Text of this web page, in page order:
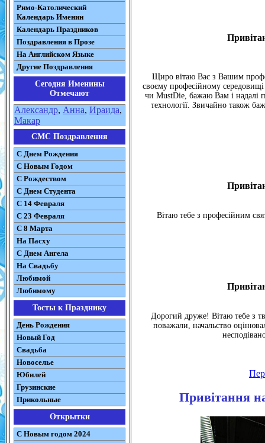
Римо-Католический
Календарь Именин
Календарь Праздников
Поздравления в Прозе
На Английском Языке
Другие Поздравления
Сегодня Именины
Отмечают
Александр, Анна, Ираида,
Макар
СМС Поздравления
С Днем Рождения
С Новым Годом
С Рождеством
C Днем Студента
С 14 Февраля
С 23 Февраля
С 8 Марта
На Пасху
C Днем Ангела
На Свадьбу
Любимой
Любимому
Тосты к Празднику
День Рождения
Новый Год
Свадьба
Новоселье
Юбилей
Грузинские
Прикольные
Открытки
С Новым годом 2024
Щиро вітаю Вас з Вашим
своєму професійному
чи MustDie, бажаю Вам і надалі
технології. Звичайно також
Вітаю тебе з професійним
Дорогий друже! Вітаю тебе з
поважали, начальство
Привітання